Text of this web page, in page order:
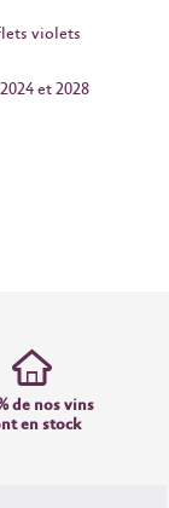
violets
et 2028
de nos vins
en stock